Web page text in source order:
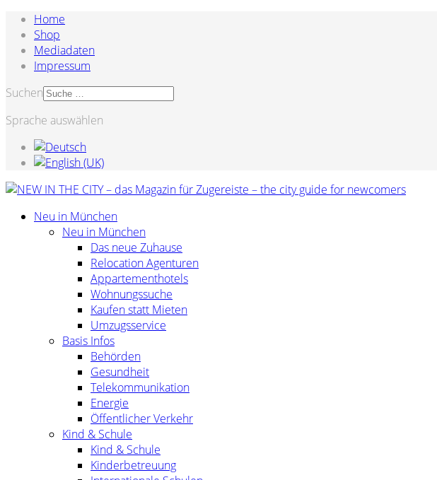
Home
Shop
Mediadaten
Impressum
Suchen
Sprache auswählen
Neu in München
Neu in München
Das neue Zuhause
Relocation Agenturen
Appartementhotels
Wohnungssuche
Kaufen statt Mieten
Umzugsservice
Basis Infos
Behörden
Gesundheit
Telekommunikation
Energie
Öffentlicher Verkehr
Kind & Schule
Kind & Schule
Kinderbetreuung